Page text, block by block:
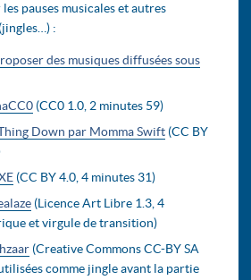
pauses musicales et autres
:
des musiques diffusées sous
(CC0 1.0, 2 minutes 59)
Down par Momma Swift (CC BY
(CC BY 4.0, 4 minutes 31)
(Licence Art Libre 1.3, 4
et virgule de transition)
(Creative Commons CC-BY SA
comme jingle avant la partie